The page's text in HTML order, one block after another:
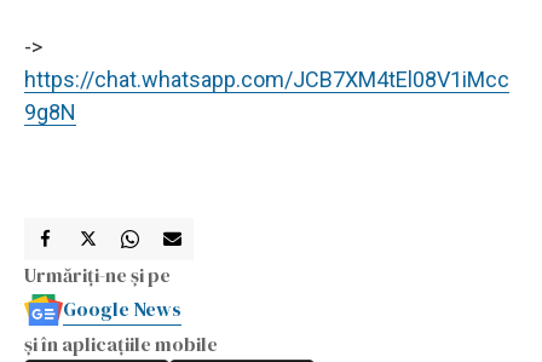
->
https://chat.whatsapp.com/JCB7XM4tEl08V1iMcc
9g8N
Urmăriți-ne și pe
Google News
și în aplicațiile mobile